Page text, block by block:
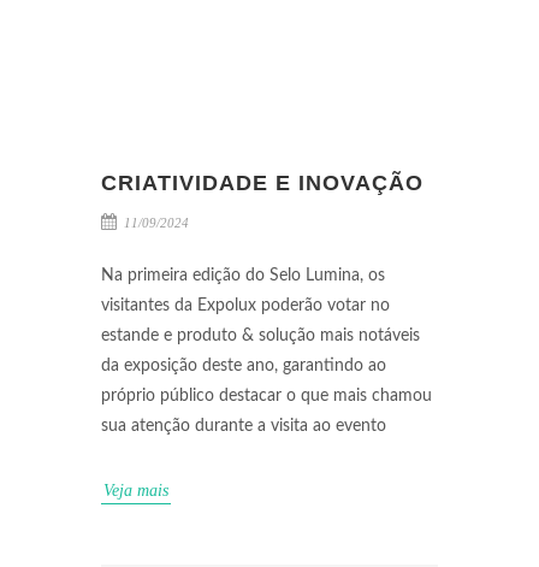
CRIATIVIDADE E INOVAÇÃO
11/09/2024
Na primeira edição do Selo Lumina, os
visitantes da Expolux poderão votar no
estande e produto & solução mais notáveis
da exposição deste ano, garantindo ao
próprio público destacar o que mais chamou
sua atenção durante a visita ao evento
Veja mais